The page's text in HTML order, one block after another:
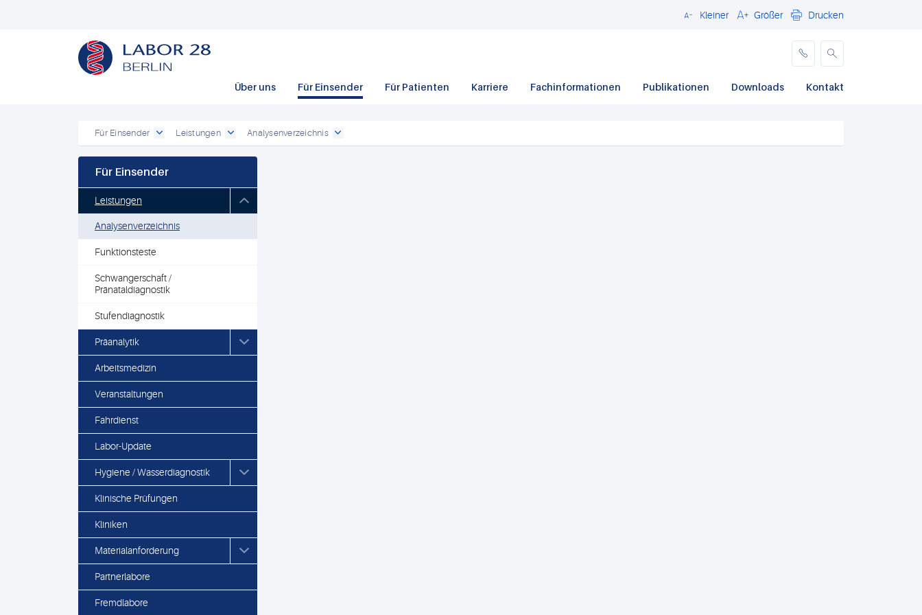
Schließen
Kleiner Größer Drucken
Über uns Für Einsender Für Patienten Karriere Fachinformationen Publikationen Downloads Kontakt
Für Einsender Leistungen Analysenverzeichnis
Für Einsender
Leistungen
Analysenverzeichnis
Funktionsteste
Schwangerschaft /
Pränataldiagnostik
Stufendiagnostik
Präanalytik
Arbeitsmedizin
Veranstaltungen
Fahrdienst
Labor-Update
Hygiene / Wasserdiagnostik
Klinische Prüfungen
Kliniken
Materialanforderung
Partnerlabore
Fremdlabore